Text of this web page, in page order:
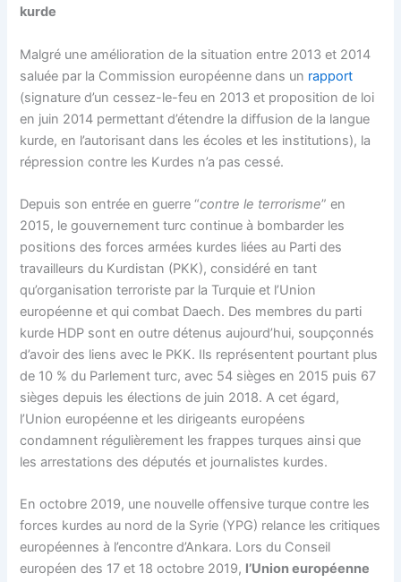
kurde
Malgré une amélioration de la situation entre 2013 et 2014
saluée par la Commission européenne dans un rapport
(signature d’un cessez-le-feu en 2013 et proposition de loi
en juin 2014 permettant d’étendre la diffusion de la langue
kurde, en l’autorisant dans les écoles et les institutions), la
répression contre les Kurdes n’a pas cessé.
Depuis son entrée en guerre “contre le terrorisme” en
2015, le gouvernement turc continue à bombarder les
positions des forces armées kurdes liées au Parti des
travailleurs du Kurdistan (PKK), considéré en tant
qu’organisation terroriste par la Turquie et l’Union
européenne et qui combat Daech. Des membres du parti
kurde HDP sont en outre détenus aujourd’hui, soupçonnés
d’avoir des liens avec le PKK. Ils représentent pourtant plus
de 10 % du Parlement turc, avec 54 sièges en 2015 puis 67
sièges depuis les élections de juin 2018. A cet égard,
l’Union européenne et les dirigeants européens
condamnent régulièrement les frappes turques ainsi que
les arrestations des députés et journalistes kurdes.
En octobre 2019, une nouvelle offensive turque contre les
forces kurdes au nord de la Syrie (YPG) relance les critiques
européennes à l’encontre d’Ankara. Lors du Conseil
européen des 17 et 18 octobre 2019, l’Union européenne